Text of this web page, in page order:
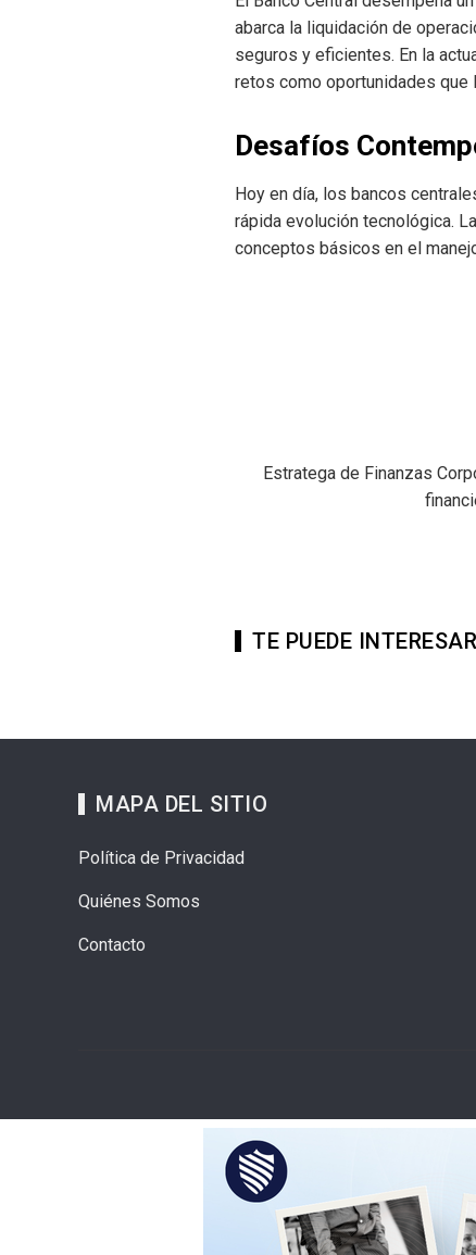
abarca la liquidación de
seguros y eficientes. En la
retos como oportunidades que
Desafíos
Hoy en día, los bancos
rápida evolución tecnológica.
conceptos básicos en el
Estratega de Finanzas
TE PUEDE INTERESAR
MAPA DEL SITIO
Política de Privacidad
Quiénes Somos
Contacto